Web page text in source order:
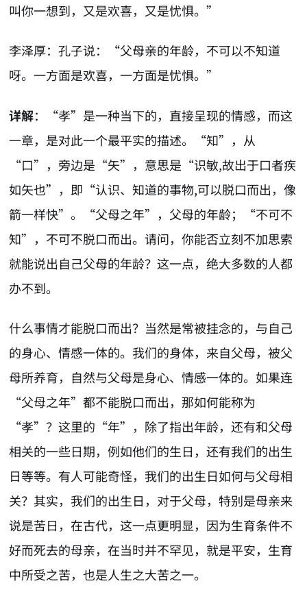
叫你一想到，又是欢喜，又是忧惧。”
李泽厚：孔子说：“父母亲的年龄，不可以不知道
呀。一方面是欢喜，一方面是忧惧。”
详解：“孝”是一种当下的，直接呈现的情感，而这
一章，是对此一个最平实的描述。“知”，从
“口”，旁边是“矢”，意思是“识敏,故出于口者疾
如矢也”，即“认识、知道的事物,可以脱口而出，像
箭一样快”。“父母之年”，父母的年龄；“不可不
知”，不可不脱口而出。请问，你能否立刻不加思索
就能说出自己父母的年龄？这一点，绝大多数的人都
办不到。
什么事情才能脱口而出？当然是常被挂念的，与自己
的身心、情感一体的。我们的身体，来自父母，被父
母所养育，自然与父母是身心、情感一体的。如果连
“父母之年”都不能脱口而出，那如何能称为
“孝”？这里的“年”，除了指出年龄，还有和父母
相关的一些日期，例如他们的生日，还有我们的出生
日等等。有人可能奇怪，我们的出生日如何与父母相
关？其实，我们的出生日，对于父母，特别是母亲来
说是苦日，在古代，这一点更明显，因为生育条件不
好而死去的母亲，在当时并不罕见，就是平安，生育
中所受之苦，也是人生之大苦之一。